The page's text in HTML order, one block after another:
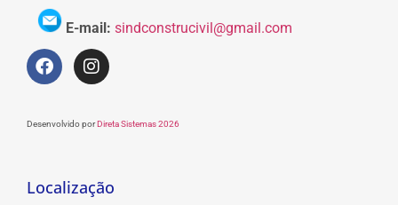
E-mail: sindconstrucivil@gmail.com
Desenvolvido porDireta Sistemas 2026
Localização